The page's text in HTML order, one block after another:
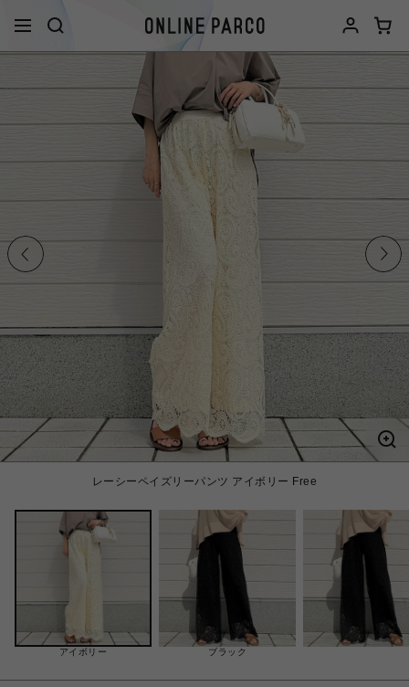
レーシーペイズリーパンツ アイボリー Free
アイボリー ブラック